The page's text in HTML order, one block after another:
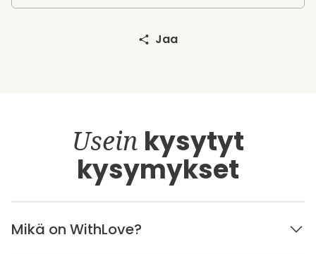
Jaa
Usein kysytyt
kysymykset
Mikä on WithLove?